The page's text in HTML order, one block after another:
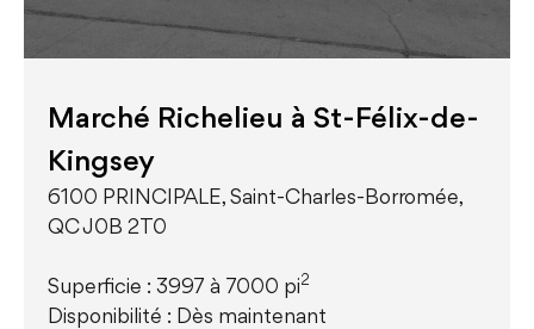
Marché Richelieu à St-Félix-de-
Kingsey
6100 PRINCIPALE, Saint-Charles-Borromée,
QC J0B 2T0
Superficie : 3997 à 7000 pi2
Disponibilité : Dès maintenant